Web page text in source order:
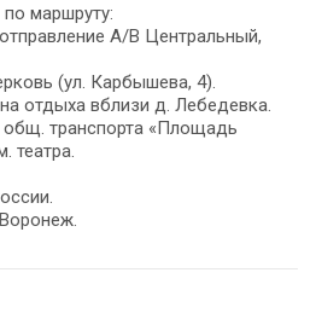
маршруту:
А/В Центральный,
(ул. Карбышева, 4).
отдыха вблизи д. Лебедевка.
общ. транспорта «Площадь
театра.